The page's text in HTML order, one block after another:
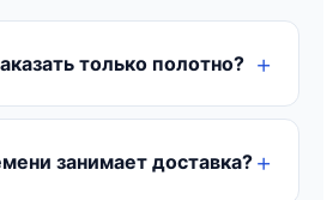
только полотно?
занимает доставка?